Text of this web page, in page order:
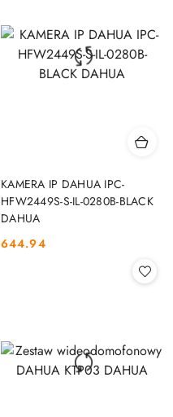
KAMERA IP DAHUA IPC-
HFW2449S-S-IL-0280B-BLACK
DAHUA
Cena:
644.94